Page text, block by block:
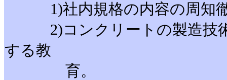
1)社内規格の内容の周知徹
2)コンクリートの製造技術
する教
育。